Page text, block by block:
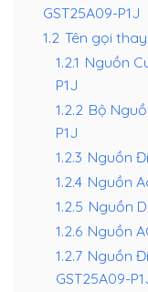
GST25A09-P1J
1.2 Tên gọi
1.2.1 Nguồn
P1J
1.2.2 Bộ
P1J
1.2.3 Nguồn
1.2.4 Nguồn
1.2.5 Nguồn
1.2.6 Nguồn
1.2.7 Nguồn
GST25A09-